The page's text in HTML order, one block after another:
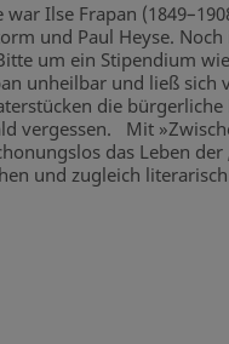
Ilse Frapan
und Paul Heyse.
um ein Stipendium
unheilbar und ließ
die
vergessen. Mit
das Leben
und zugleich